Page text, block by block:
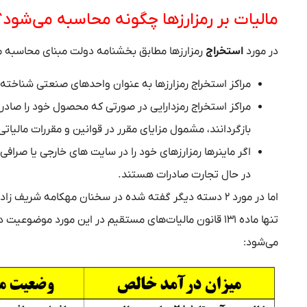
مالیات بر رمزارزها چگونه محاسبه
در مورد استخراج رمزارزها مطابق بخشنامه دولت مبنای محاسبه
مراکز استخراج رمزارزها به عنوان واحدهای صنعتی
مراکز استخراج رمزدارایی در صورتی که محصول خود را
بازگردانند، مشمول مزایای مقرر در قوانین و مقررات
اگر ماینرها رمزارزهای خود را در سایت های خارجی یا
در حال تجارت صادرات هستند.
اما در مورد ۲ دسته دیگر گفته شده در سخنان مهکامه شریف زاد یعنی
تنها ماده ۱۳۱ قانون مالیات‌های مستقیم در این مورد
می‌شود: